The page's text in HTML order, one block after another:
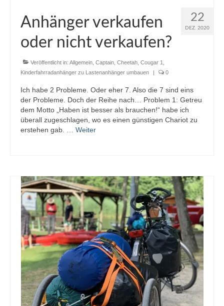
22
DEZ. 2020
Anhänger verkaufen
oder nicht verkaufen?
Veröffentlicht in: Allgemein Captain Cheetah Cougar 1
Kinderfahrradanhänger zu Lastenanhänger umbauen
| 0
Ich habe 2 Probleme. Oder eher 7. Also die 7 sind eins
der Probleme. Doch der Reihe nach… Problem 1: Getreu
dem Motto „Haben ist besser als brauchen!“ habe ich
überall zugeschlagen, wo es einen günstigen Chariot zu
erstehen gab. … Weiter